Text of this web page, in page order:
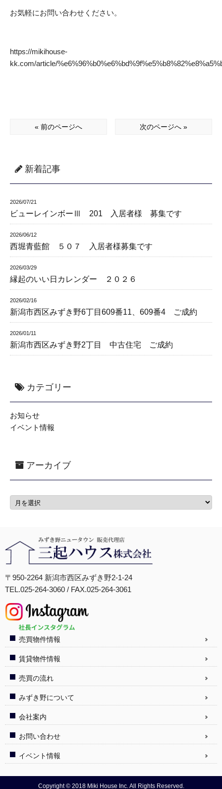
お気軽にお問い合わせください。
https://mikihouse-
kk.com/article/
« 前のページへ 次のページへ »
新着記事
2026/07/21
ビューレインボーⅢ 201 入居者様 募集です
2026/06/12
西堀青藍館 ５０７ 入居者様募集です
2026/03/29
縁起のいい日カレンダー ２０２６
2026/02/16
新潟市西区みずき野6丁目609番11、609番4 ご成約
2026/01/11
新潟市西区みずき野2丁目 中古住宅 ご成約
カテゴリー
お知らせ
イベント情報
アーカイブ
〒950-2264 新潟市西区みずき野2-1-24
TEL.025-264-3060 / FAX.025-264-3061
売買物件情報
賃貸物件情報
売買の流れ
みずき野について
会社案内
お問い合わせ
イベント情報
Copyright © 2018 Miki House Inc. All Rights Reserved.